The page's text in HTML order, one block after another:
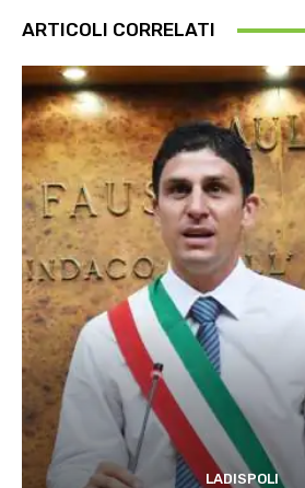
ARTICOLI CORRELATI
LADISPOLI